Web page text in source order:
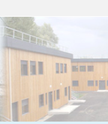
lycée